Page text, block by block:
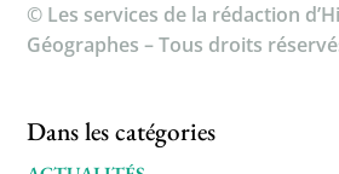
© Les services de la rédaction
Géographes – Tous droits
Dans les catégories